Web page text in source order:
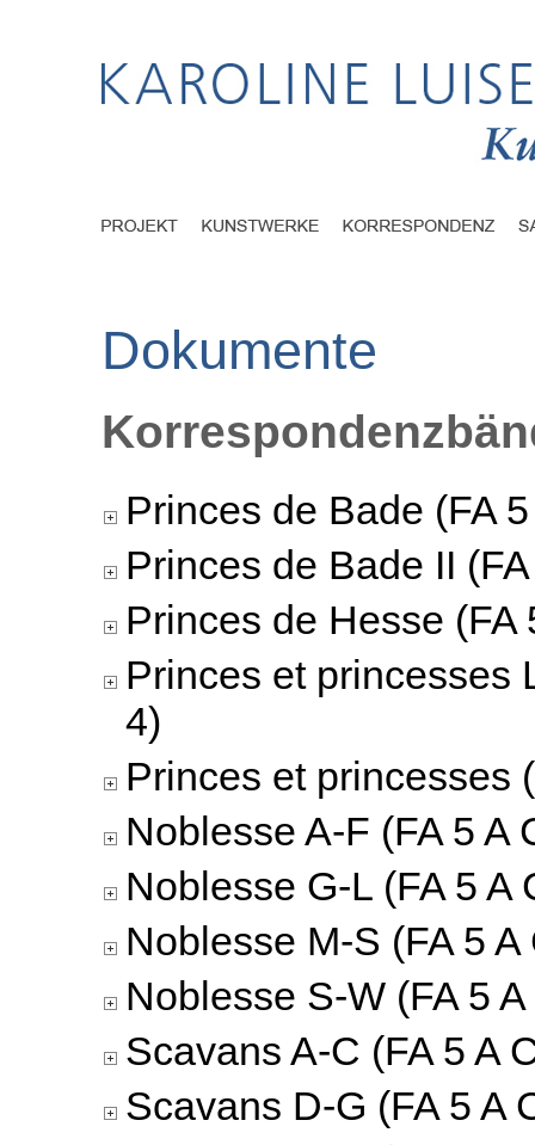
Dokumente
Princes de Bade (FA
Princes de Bade II
Princes de Hesse (FA
Princes et princesses
4)
Princes et princesses
Noblesse A-F (FA 5 A
Noblesse G-L (FA 5 A
Noblesse M-S (FA 5 A
Noblesse S-W (FA 5
Scavans A-C (FA 5 A
Scavans D-G (FA 5 A